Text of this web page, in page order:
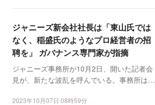
ジャニーズ新会社社長は「東山氏では
なく、稲盛氏のようなプロ経営者の招
聘を」 ガバナンス専門家が指摘
ジャニーズ事務所が10月2日、開いた記者会
見が、新たな波乱を呼んでいる。事務所は会
2023年10月07日 08時59分